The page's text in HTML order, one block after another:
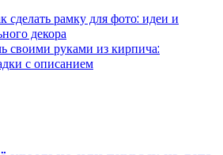
сделать рамку для фото: идеи и
декора
своими руками из кирпича:
с описанием